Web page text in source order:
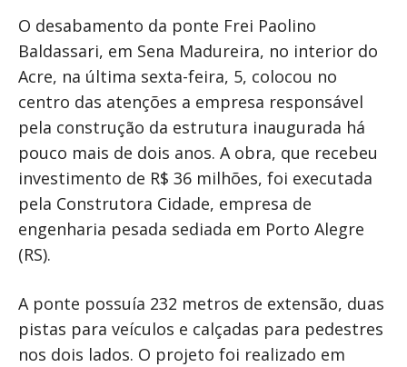
O desabamento da ponte Frei Paolino
Baldassari, em Sena Madureira, no interior do
Acre, na última sexta-feira, 5, colocou no
centro das atenções a empresa responsável
pela construção da estrutura inaugurada há
pouco mais de dois anos. A obra, que recebeu
investimento de R$ 36 milhões, foi executada
pela Construtora Cidade, empresa de
engenharia pesada sediada em Porto Alegre
(RS).
A ponte possuía 232 metros de extensão, duas
pistas para veículos e calçadas para pedestres
nos dois lados. O projeto foi realizado em